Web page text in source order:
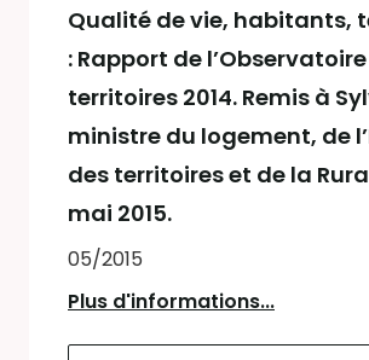
Qualité de vie, habitants,
: Rapport de
territoires 2014. Remis à
ministre du logement, de
des territoires et de la
mai 2015.
05/2015
Plus d'informations...